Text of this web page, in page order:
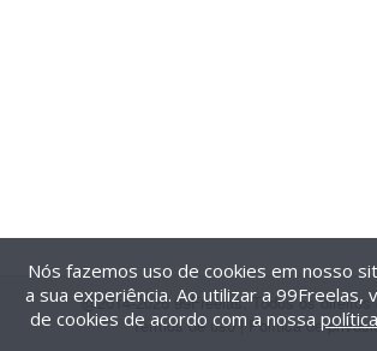
@2014-2026 99Freelas. Todos os direitos
Termos de uso| Política de
Nós fazemos uso de cookies em nosso
a sua experiência. Ao utilizar a 99Freelas,
de cookies de acordo com a nossa